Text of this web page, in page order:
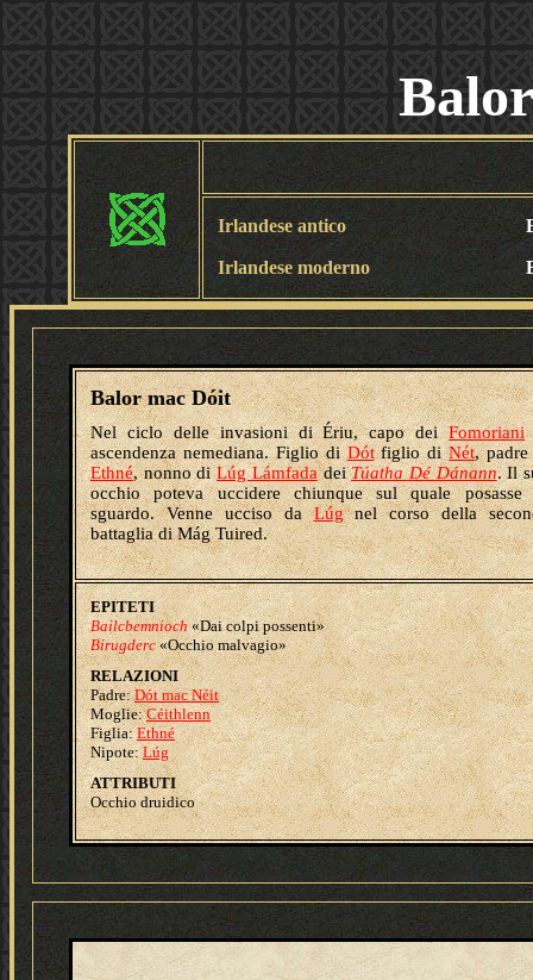
Irlandese antico
Irlandese moderno
Balor mac Dóit
Nel ciclo delle invasioni di Ériu,capo deiFomoriani
ascendenza nemediana.Figlio diDót figlio diNét,
Ethné, nonno diLúg LámfadadeiTúatha Dé Dánann. Il
occhio poteva uccidere chiunque sul quale posasse
sguardo. Venne ucciso daLúgnel corso della
battaglia di Mág Tuired.
EPITETI
Bailcbemnioch«Dai colpi possenti»
Birugderc«Occhio malvagio»
RELAZIONI
Padre:Dót mac Néit
Moglie:Céithlenn
Figlia:Ethné
Nipote:Lúg
ATTRIBUTI
Occhio druidico